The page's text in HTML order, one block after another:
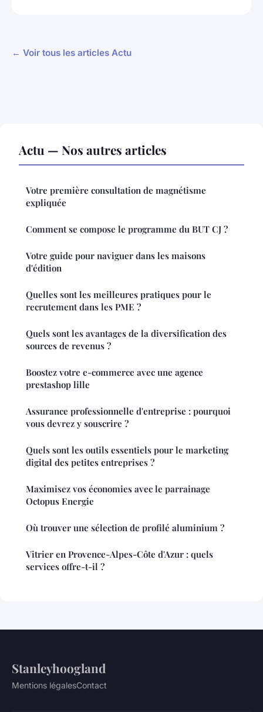
← Voir tous les articles Actu
Actu — Nos autres articles
Votre première consultation de magnétisme
expliquée
Comment se compose le programme du BUT CJ ?
Votre guide pour naviguer dans les maisons
d'édition
Quelles sont les meilleures pratiques pour le
recrutement dans les PME ?
Quels sont les avantages de la diversification des
sources de revenus ?
Boostez votre e-commerce avec une agence
prestashop lille
Assurance professionnelle d'entreprise : pourquoi
vous devrez y souscrire ?
Quels sont les outils essentiels pour le marketing
digital des petites entreprises ?
Maximisez vos économies avec le parrainage
Octopus Energie
Où trouver une sélection de profilé aluminium ?
Vitrier en Provence-Alpes-Côte d'Azur : quels
services offre-t-il ?
Stanleyhoogland
Mentions légalesContact